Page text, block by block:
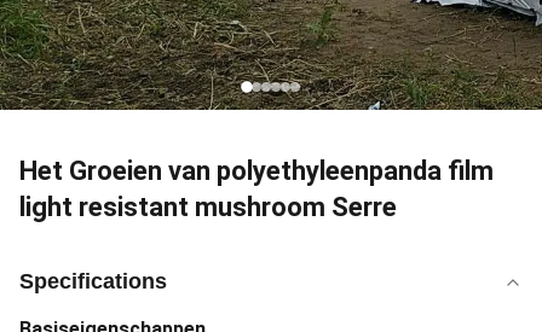
Het Groeien van polyethyleenpanda film
light resistant mushroom Serre
Specifications